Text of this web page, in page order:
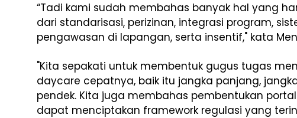
“Tadi kami sudah membahas banyak hal yang
dari standarisasi, perizinan, integrasi program,
pengawasan di lapangan, serta insentif," kata
"Kita sepakati untuk membentuk gugus tugas
daycare cepatnya, baik itu jangka panjang,
pendek. Kita juga membahas pembentukan
dapat menciptakan framework regulasi yang